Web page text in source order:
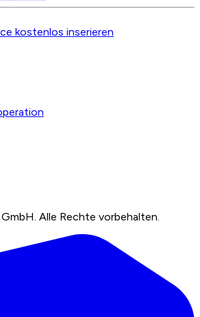
kostenlos inserieren
Alle Rechte vorbehalten.